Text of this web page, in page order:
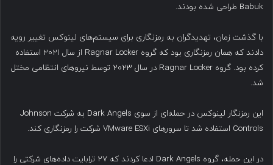
Babuk طراحی شده بودند.
با گذشت زمان، تهدیدگران به رمزنگاری برای سیستم‌های لینوکس تغییر رویه
دادند که همان رمزنگاری بود که گروه Ragnar Locker از سال ۲۰۲۱ استفاده
کرده بود. گروه Ragnar Locker در سال ۲۰۲۳ توسط نیروهای انتظامی مختل
شد.
این رمزنگار لینوکس در حمله‌ای از سوی Dark Angels به شرکت Johnson
Controls استفاده شد تا سرورهای VMware ESXi شرکت را رمزنگاری کند.
در این حمله، گروه Dark Angels ادعا کردند که ۲۷ ترابایت داده‌های شرکتی را